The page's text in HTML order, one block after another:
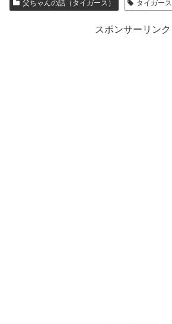
父ちゃんの話（タイガース） タイガース
スポンサーリンク